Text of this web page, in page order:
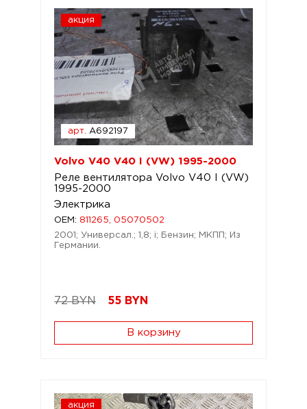
акция
арт. A692197
Volvo V40 V40 I (VW) 1995-2000
Реле вентилятора Volvo V40 I (VW)
1995-2000
Электрика
OEM: 811265, 05070502
2001; Универсал.; 1,8; i; Бензин; МКПП; Из
Германии.
72 BYN 55 BYN
В корзину
акция